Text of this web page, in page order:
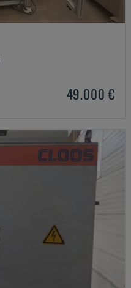
49.000 €